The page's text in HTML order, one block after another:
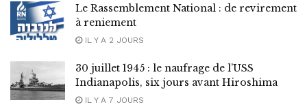
Le Rassemblement National : de revirement
à reniement
IL Y A 2 JOURS
30 juillet 1945 : le naufrage de l’USS
Indianapolis, six jours avant Hiroshima
IL Y A 7 JOURS